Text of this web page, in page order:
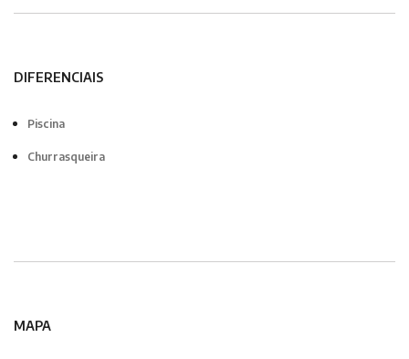
DIFERENCIAIS
Piscina
Churrasqueira
MAPA